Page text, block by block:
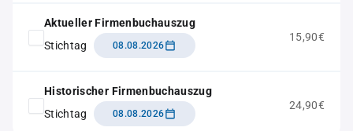
Aktueller Firmenbuchauszug
Stichtag
08.08.2026
15,90€
Historischer Firmenbuchauszug
Stichtag
08.08.2026
24,90€